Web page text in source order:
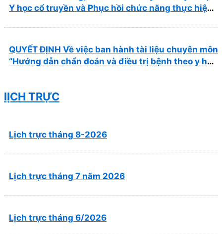
Y học cổ truyền và Phục hồi chức năng thực hiện
QUYẾT ĐỊNH Về việc ban hành tài liệu chuyên môn
“Hướng dẫn chẩn đoán và điều trị bệnh theo y học
lỊCH TRỰC
Lịch trực tháng 8-2026
Lịch trực tháng 7 năm 2026
Lịch trực tháng 6/2026